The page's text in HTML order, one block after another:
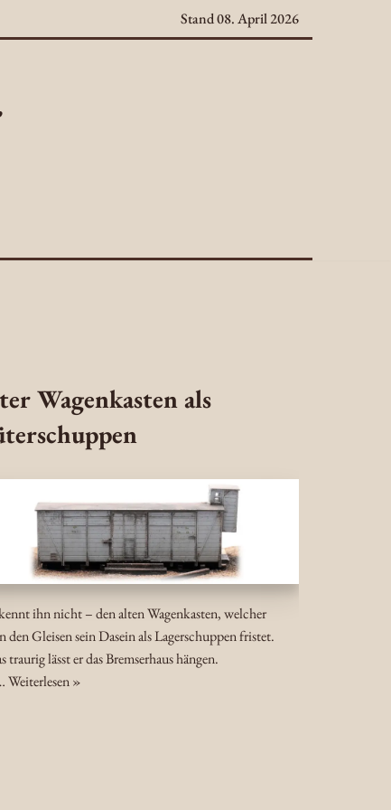
Stand 08. April 2026
Wagenkasten als
ihn nicht – den alten Wagenkasten, welcher
den Gleisen sein Dasein als Lagerschuppen fristet.
traurig lässt er das Bremserhaus hängen.
Weiterlesen »